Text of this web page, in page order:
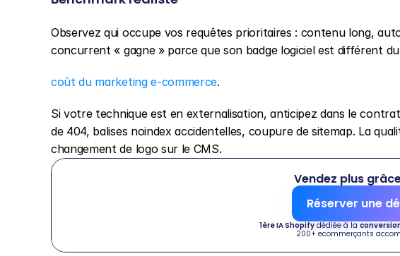
Observez qui occupe vos requêtes prioritaires : contenu long,
concurrent « gagne » parce que son badge logiciel est différent
coût du marketing e-commerce.
Si votre technique est en externalisation, anticipez dans le
de 404, balises noindex accidentelles, coupure de sitemap. La
changement de logo sur le CMS.
Vendez plus
Réserver une
1ère IA Shopify dédiée à la
200+ ecommerçants